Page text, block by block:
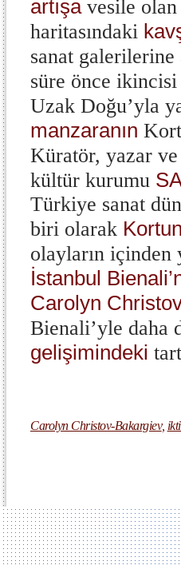
artışavesile
haritasındaki
sanat galerilerine
süre önce
Uzak Doğu’yla
manzaranın
Küratör, yazar
kültür kurumu
Türkiye sanat
biri olarak Kortun
olayların içinden
İstanbul
Carolyn
Bienali’yle daha
gelişimindeki
Carolyn Christov-Bakargiev,